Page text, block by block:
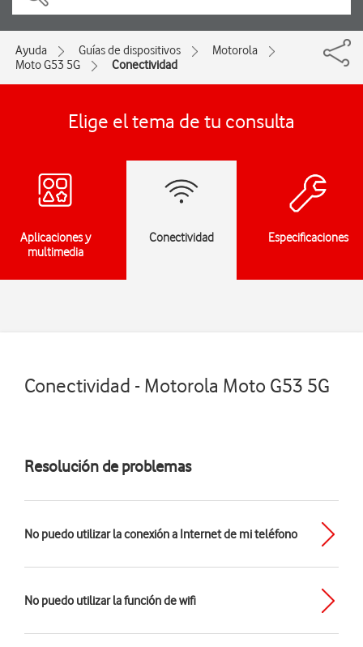
Ayuda Guías de dispositivos
Motorola
Moto G53 5G
Conectividad
Elige el tema de tu consulta
Aplicaciones y
multimedia
Conectividad Especificaciones
Conectividad - Motorola Moto G53 5G
Resolución de problemas
No puedo utilizar la conexión a Internet de mi teléfono
No puedo utilizar la función de wifi